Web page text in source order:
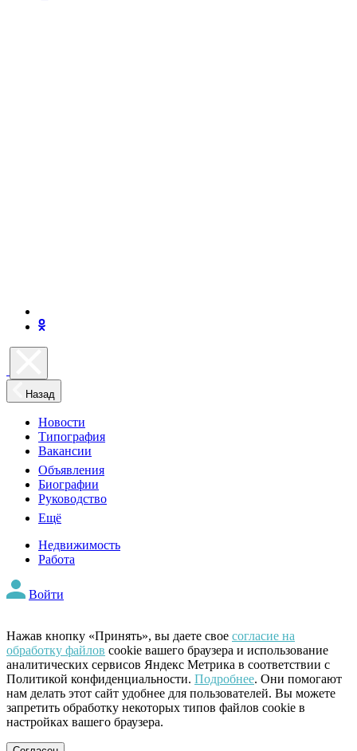
Назад
Новости
Типография
Вакансии
Объявления
Биографии
Руководство
Ещё
Недвижимость
Работа
Войти
Нажав кнопку «Принять», вы даете свое согласие на
обработку файлов cookie вашего браузера и использование
аналитических сервисов Яндекс Метрика в соответствии с
Политикой конфиденциальности. Подробнее. Они помогают
нам делать этот сайт удобнее для пользователей. Вы можете
запретить обработку некоторых типов файлов cookie в
настройках вашего браузера.